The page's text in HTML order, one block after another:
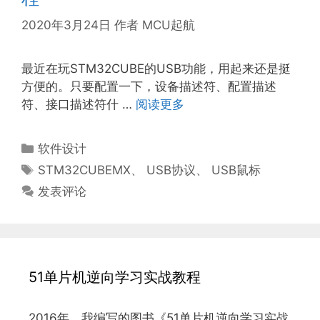
2020年3月24日 作者 MCU起航
最近在玩STM32CUBE的USB功能，用起来还是挺
方便的。只要配置一下，设备描述符、配置描述
符、接口描述符什 … 阅读更多
分
类
软件设计
标
签
STM32CUBEMX、 USB协议 、 USB鼠标
发表评论
51单片机逆向学习实战教程